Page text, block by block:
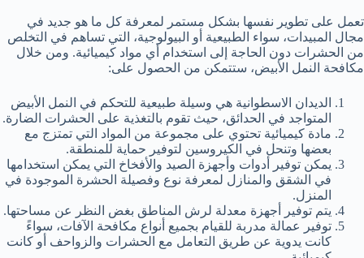
تعمل على تطوير نفسها بشكل مستمر لمعرفة كل ما هو جديد في
مجال المبيدات، سواء الطبيعية أو البيولوجية، التي تساهم في التخلص
من الحشرات دون الحاجة إلى استخدام أي مواد كيميائية. ومن خلال
مكافحة النمل الأبيض، ستتمكن من الحصول على:
الديدان الاسطوانية هي وسيلة طبيعية للتحكم في النمل الأبيض
المتواجد في الحدائق، حيث تقوم بالتغذية على الحشرات الضارة.
مادة كيميائية تحتوي على مجموعة من المواد التي تمتزج مع
بعضها وتنحل في الكيروسين لتوفير حماية للمنطقة.
يمكن توفير أدوات وأجهزة الصيد والأفخاخ التي يمكن استخدامها
في الشقق والمنازل لمعرفة نوع وفصيلة الحشرة الموجودة في
المنزل.
يتم توفير أجهزة معدلة لرش المناطق بغض النظر عن مساحتها.
توفير عمالة مدربة للقيام بجميع أنواع مكافحة الآفات، سواءً
كانت يدوية عن طريق التعامل مع الحشرات والزواحف أو كانت